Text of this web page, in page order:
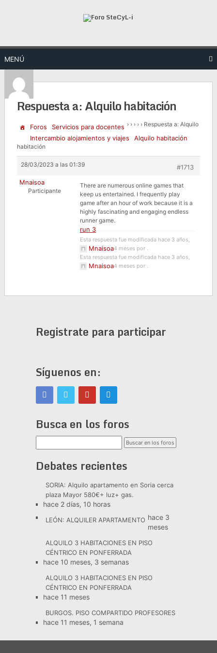
MENÚ
Respuesta a: Alquilo habitación
›
Foros ›
Servicios para docentes ›
Intercambio alojamientos y viajes
›
Alquilo habitación
› Respuesta a: Alquilo
habitación
28/03/2023 a las 01:39
#1713
Mnaisoa
Participante
There are numerous online games that
keep us entertained. I frequently play
game after an hour of work because it is a
highly fascinating and engaging endless
runner game.
run 3
Esta respuesta fue modificada hace 3 años,
4 meses por
Mnaisoa
.
Esta respuesta fue modificada hace 3 años,
4 meses por
Mnaisoa .
Registrate para participar
Síguenos en:
Busca en los foros
Debates recientes
SORIA: Alquilo apartamento en Soria cerca
plaza Mayor 580€+ luz+ gas.
hace 2 días, 10 horas
LEÓN: ALQUILER APARTAMENTO hace 3
meses
ALQUILO 3 HABITACIONES EN PISO
CÉNTRICO EN PONFERRADA
hace 10 meses, 3 semanas
ALQUILO 3 HABITACIONES EN PISO
CÉNTRICO EN PONFERRADA
hace 11 meses
BURGOS. PISO COMPARTIDO PROFESORES
hace 11 meses, 1 semana